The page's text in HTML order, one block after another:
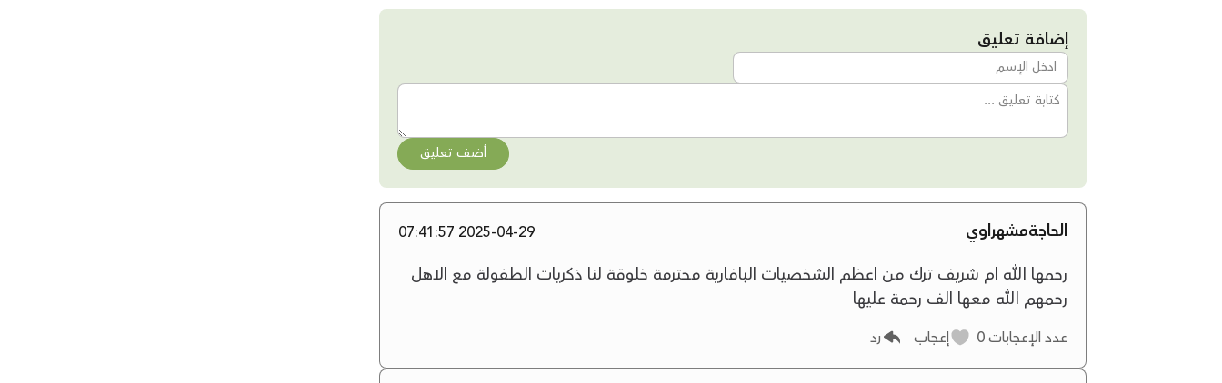
إضافة تعليق
أضف تعليق
الحاجةمشهراوي 2025-04-29 07:41:57
رحمها الله ام شريف ترك من اعظم الشخصيات البافارية محترمة خلوقة لنا ذكريات الطفولة مع الاهل
رحمهم الله معها الف رحمة عليها
عدد الإعجابات إعجاب رد